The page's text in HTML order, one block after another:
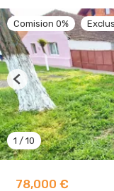
78,000 €
Comision 0%
1 / 10
Previous